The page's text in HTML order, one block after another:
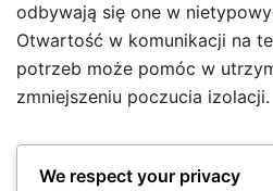
odbywają się one w
Otwartość w komunikacji na
potrzeb może pomóc w
zmniejszeniu poczucia izolacji.
We respect your privacy